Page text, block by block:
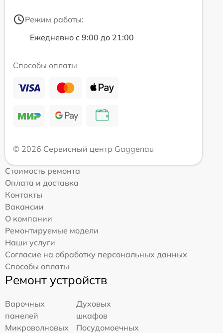
Режим работы:
Ежедневно с 9:00 до 21:00
Способы оплаты
© 2026 Сервисный центр Gaggenau
Стоимость ремонта
Оплата и доставка
Контакты
Вакансии
О компании
Ремонтируемые модели
Наши услуги
Согласие на обработку персональных данных
Способы оплаты
Ремонт устройств
Варочных
панелей
Духовых
шкафов
Микроволновых
Посудомоечных